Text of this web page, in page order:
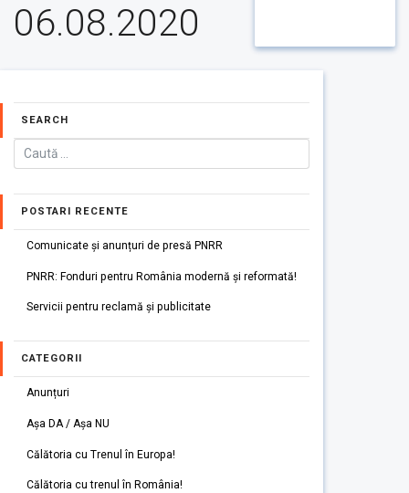
06.08.2020
SEARCH
POSTARI RECENTE
Comunicate și anunțuri de presă PNRR
PNRR: Fonduri pentru România modernă și reformată!
Servicii pentru reclamă și publicitate
CATEGORII
Anunțuri
Așa DA / Așa NU
Călătoria cu Trenul în Europa!
Călătoria cu trenul în România!